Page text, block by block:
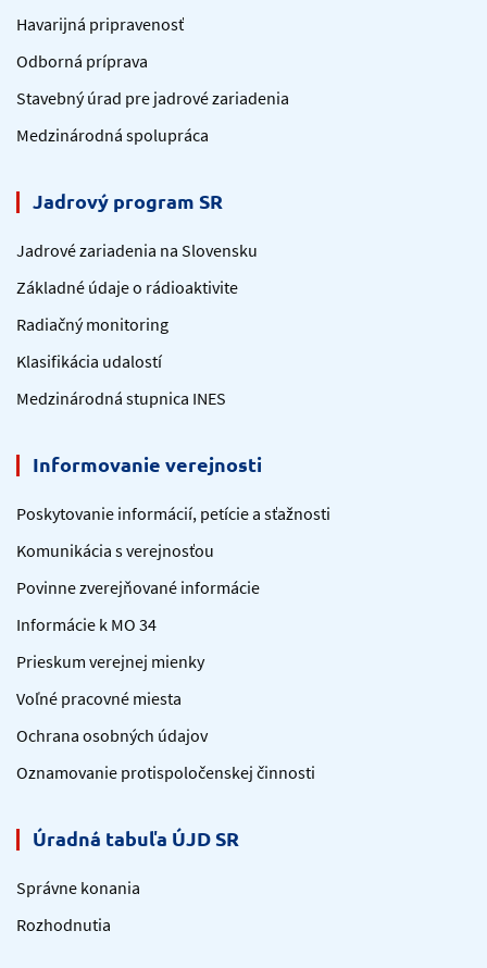
Havarijná pripravenosť
Odborná príprava
Stavebný úrad pre jadrové zariadenia
Medzinárodná spolupráca
Jadrový program SR
Jadrové zariadenia na Slovensku
Základné údaje o rádioaktivite
Radiačný monitoring
Klasifikácia udalostí
Medzinárodná stupnica INES
Informovanie verejnosti
Poskytovanie informácií, petície a sťažnosti
Komunikácia s verejnosťou
Povinne zverejňované informácie
Informácie k MO 34
Prieskum verejnej mienky
Voľné pracovné miesta
Ochrana osobných údajov
Oznamovanie protispoločenskej činnosti
Úradná tabuľa ÚJD SR
Správne konania
Rozhodnutia